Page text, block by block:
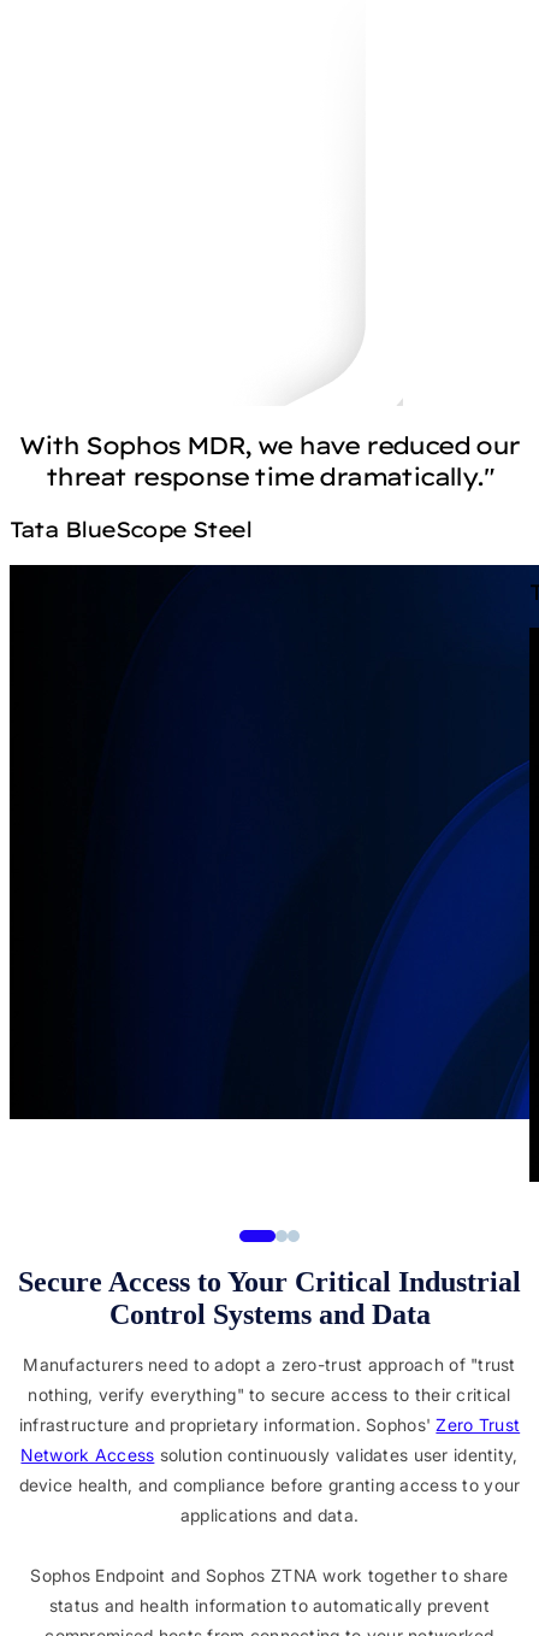
With Sophos MDR, we have reduced our
threat response time dramatically."
Tata BlueScope Steel
Secure Access to Your Critical Industrial
Control Systems and Data
Manufacturers need to adopt a zero-trust approach of "trust
nothing, verify everything" to secure access to their critical
infrastructure and proprietary information. Sophos'Zero Trust
Network Access solution continuously validates user identity,
device health, and compliance before granting access to your
applications and data.
Sophos Endpoint and Sophos ZTNA work together to share
status and health information to automatically prevent